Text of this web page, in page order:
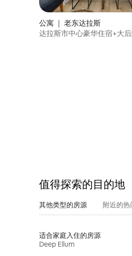
公寓 ｜ 老东达拉斯
达拉斯市中心豪华住宿+大后
值得探索的目的地
其他类型的房源 附近的热
适合家庭入住的房源
Deep Ellum